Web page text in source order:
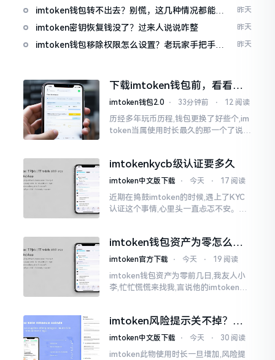
松完成转账
imtoken钱包转不出去？别慌，这几种情况都能解
决
昨天
imtoken密钥恢复钱没了？过来人说说咋整 昨天
imtoken钱包移除权限怎么设置？老玩家手把手教
昨天
下载imtoken钱包前，看看老
用户都咋说
imtoken钱包2.0 ⋅ 33分钟前 ⋅ 12 阅读
历经多年玩币历程,钱包更换了好些个,im
token当属使用时长最久的那一个了说实
imtokenkycb级认证要多久
imtoken中文版下载 ⋅ 今天 ⋅ 17 阅读
近期在捣鼓imtoken的时候,遇上了KYC
认证这个事情,心里头一直忐忑不安。B
说的都不一样
imtoken钱包资产为零怎么找
回？老张教你几招
imtoken官方下载 ⋅ 今天 ⋅ 19 阅读
imtoken钱包资产为零前几日,我友人小
李,忙忙慌慌来找我,言说他的imtoken钱
莫要惊慌,暂且别急着去砸手机。
imtoken风险提示关不掉？老
手教你几招
imtoken中文版下载 ⋅ 今天 ⋅ 30 阅读
imtoken此物使用时长一旦增加,风险提